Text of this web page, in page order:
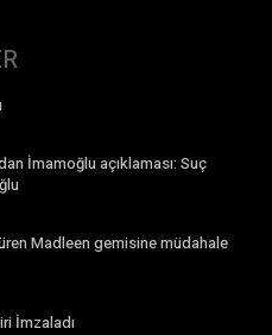
İmamoğlu açıklaması: Suç
Madleen gemisine müdahale
İmzaladı